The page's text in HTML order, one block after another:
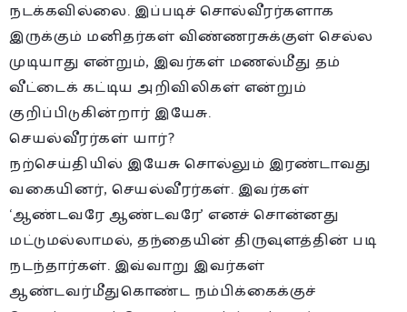
நடக்கவில்லை. இப்படிச் சொல்வீரர்களாக
இருக்கும் மனிதர்கள் விண்ணரசுக்குள் செல்ல
முடியாது என்றும், இவர்கள் மணல்மீது தம்
வீட்டைக் கட்டிய அறிவிலிகள் என்றும்
குறிப்பிடுகின்றார் இயேசு.
செயல்வீரர்கள் யார்?
நற்செய்தியில் இயேசு சொல்லும் இரண்டாவது
வகையினர், செயல்வீரர்கள். இவர்கள்
‘ஆண்டவரே ஆண்டவரே’ எனச் சொன்னது
மட்டுமல்லாமல், தந்தையின் திருவுளத்தின் படி
நடந்தார்கள். இவ்வாறு இவர்கள்
ஆண்டவர்மீதுகொண்ட நம்பிக்கைக்குச்